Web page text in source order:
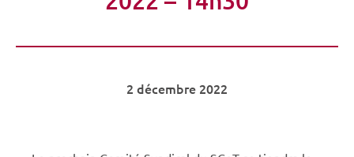
2 décembre 2022